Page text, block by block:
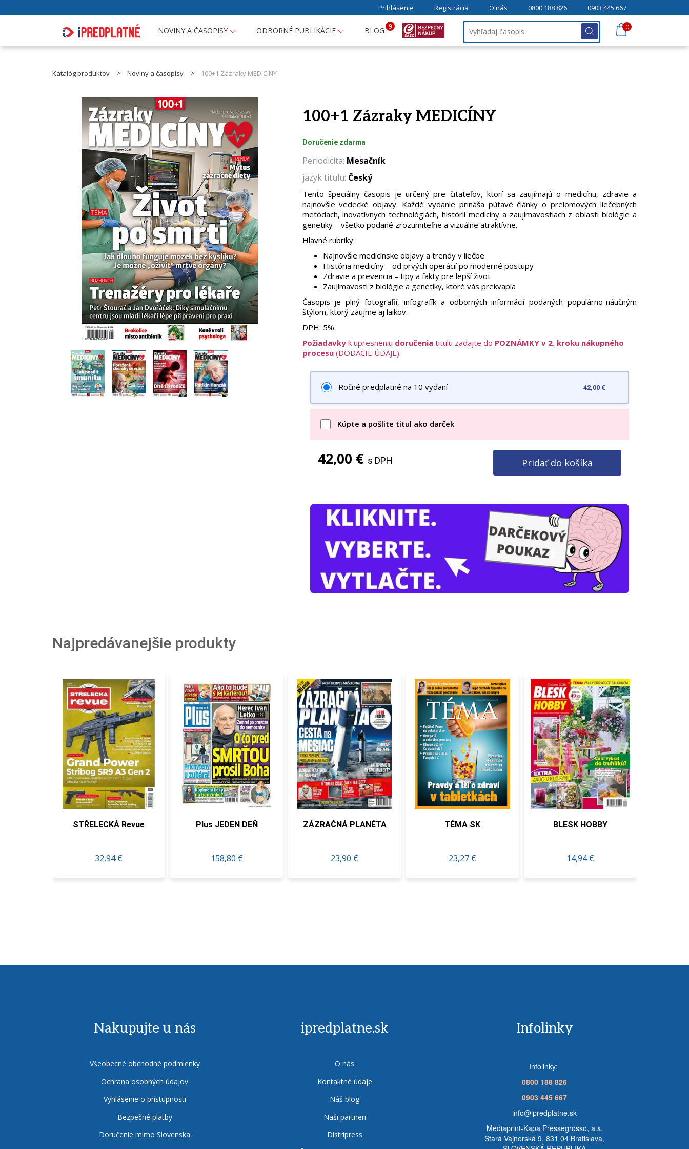
Prihlásenie Registrácia O nás 0800 188 826 0903 445 667
NOVINY A ČASOPISY ODBORNÉ PUBLIKÁCIE BLOG 9 0
Katalóg produktov Noviny a časopisy 100+1 Zázraky MEDICÍNY
100+1 Zázraky MEDICÍNY
Doručenie zdarma
Periodicita: Mesačník
jazyk titulu: Český
Tento špeciálny časopis je určený pre čitateľov, ktorí sa zaujímajú o medicínu, zdravie a
najnovšie vedecké objavy. Každé vydanie prináša pútavé články o prelomových liečebných
metódach, inovatívnych technológiách, histórii medicíny a zaujímavostiach z oblasti biológie a
genetiky – všetko podané zrozumiteľne a vizuálne atraktívne.
Hlavné rubriky:
Najnovšie medicínske objavy a trendy v liečbe
História medicíny – od prvých operácií po moderné postupy
Zdravie a prevencia – tipy a fakty pre lepší život
Zaujímavosti z biológie a genetiky, ktoré vás prekvapia
Časopis je plný fotografií, infografík a odborných informácií podaných populárno-náučným
štýlom, ktorý zaujme aj laikov.
DPH: 5%
Požiadavkyk upresneniu doručeniatitulu zadajte do POZNÁMKY v 2. kroku nákupného
procesu(DODACIE ÚDAJE).
Ročné predplatné na 10 vydaní 42,00 €
Kúpte a pošlite titul ako darček
42,00 € s DPH Pridať do košíka
Najpredávanejšie produkty
STŘELECKÁ Revue
32,94 €
Plus JEDEN DEŇ
158,80 €
ZÁZRAČNÁ PLANÉTA
23,90 €
TÉMA SK
23,27 €
BLESK HOBBY
14,94 €
Nakupujte u nás
Všeobecné obchodné podmienky
Ochrana osobných údajov
Vyhlásenie o prístupnosti
Bezpečné platby
Doručenie mimo Slovenska
ipredplatne.sk
O nás
Kontaktné údaje
Náš blog
Naši partneri
Distripress
Infolinky
Infolinky:
0800 188 826
0903 445 667
info@ipredplatne.sk
Mediaprint-Kapa Pressegrosso, a.s.
Stará Vajnorská 9, 831 04 Bratislava,